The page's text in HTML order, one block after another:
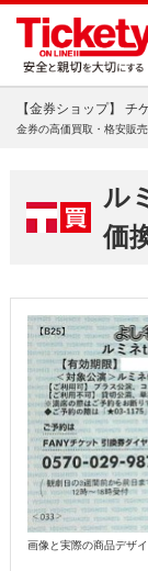
【金券ショップ】 チ
金券の高価買取・格安販
ル
価
画像と実際の商品デザ